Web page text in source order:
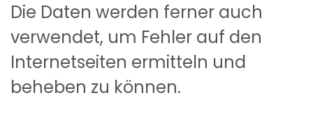
Die Daten werden ferner auch
verwendet, um Fehler auf den
Internetseiten ermitteln und
beheben zu können.